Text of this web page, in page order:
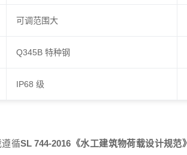
可调范围大
Q345B 特种钢
IP68 级
遵循SL 744-2016《水工建筑物荷载设计规范》